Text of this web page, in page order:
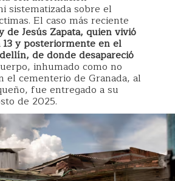
sistematizada sobre el
El caso más reciente
de Jesús Zapata, quien vivió
y posteriormente en el
de donde desapareció
inhumado como no
el cementerio de Granada, al
fue entregado a su
de 2025.